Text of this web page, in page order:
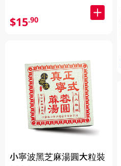
$15.90
小寧波黑芝麻湯圓大粒裝